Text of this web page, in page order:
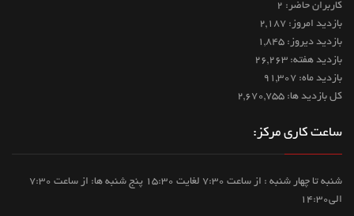
کاربران حاضر: 2
بازدید امروز: 2,187
بازدید دیروز: 1,845
بازدید هفته: 26,263
بازدید ماه: 91,307
کل بازدید ها: 2,670,755
ساعت کاری مرکز:
شنبه تا چهار شنبه : از ساعت 7:30 لغایت 15:30 پنج شنبه ها: از ساعت 7:30
الی14:30